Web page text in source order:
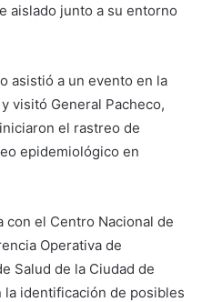
aislado junto a su entorno
asistió a un evento en la
visitó General Pacheco,
el rastreo de
epidemiológico en
con el Centro Nacional de
Operativa de
Salud de la Ciudad de
la identificación de posibles